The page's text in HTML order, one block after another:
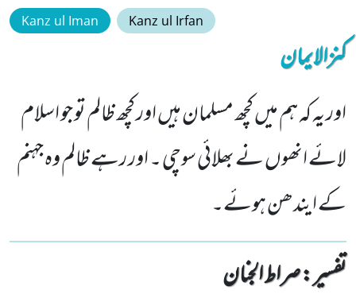
Kanz ul Iman Kanz ul Irfan
کنزالایمان
اور یہ کہ ہم میں کچھ مسلمان ہیں اور کچھ ظالم تو جو اسلام
لائے انھوں نے بھلائی سوچی ۔ اور رہے ظالم وہ جہنم
کے ایندھن ہوئے۔
تفسیر : ‎صراط الجنان